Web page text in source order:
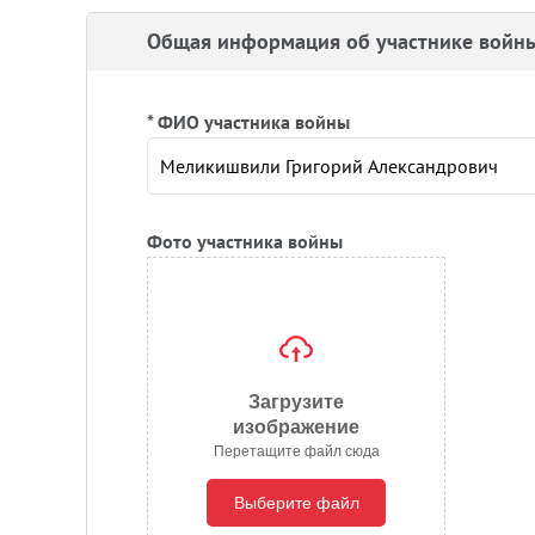
Общая информация об участнике
* ФИО участника войны
Фото участника войны
Загрузите
изображение
Перетащите файл сюда